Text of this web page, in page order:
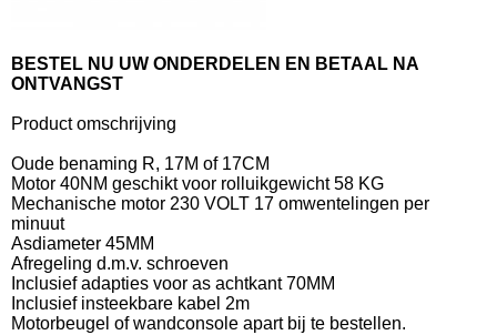
BESTEL NU UW ONDERDELEN EN BETAAL NA
ONTVANGST
Product omschrijving
Oude benaming R, 17M of 17CM
Motor 40NM geschikt voor rolluikgewicht 58 KG
Mechanische motor 230 VOLT 17 omwentelingen per
minuut
Asdiameter 45M M
Afregeling d.m.v. schroeven
Inclusief adapties voor as achtkant 70MM
Inclusief insteekbare kabel 2m
Motorbeugel of wandconsole apart bij te bestellen.